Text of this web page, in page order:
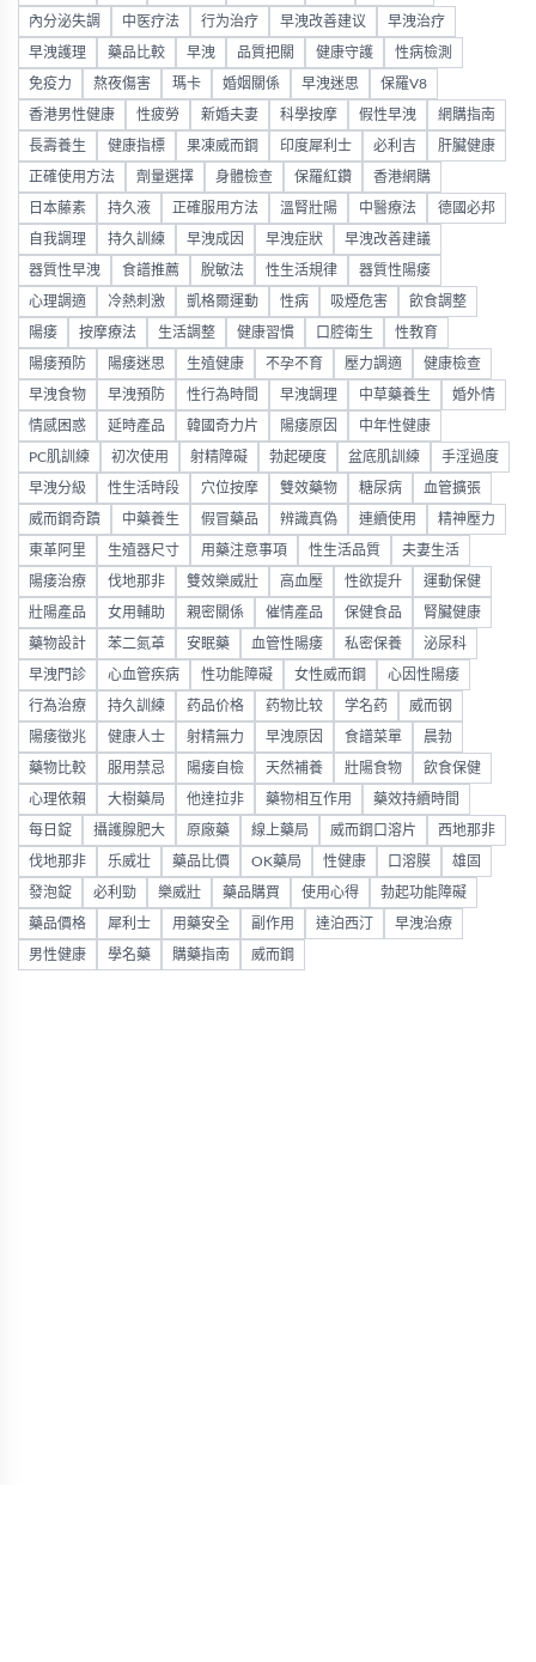
內分泌失調 中医疗法 行为治疗 早洩改善建议 早洩治疗
早洩護理 藥品比較 早洩 品質把關 健康守護 性病檢測
免疫力 熬夜傷害 瑪卡 婚姻關係 早洩迷思 保羅V8
香港男性健康 性疲勞 新婚夫妻 科學按摩 假性早洩 網購指南
長壽養生 健康指標 果凍威而鋼 印度犀利士 必利吉 肝臟健康
正確使用方法 劑量選擇 身體檢查 保羅紅鑽 香港網購
日本藤素 持久液 正確服用方法 溫腎壯陽 中醫療法 德國必邦
自我調理 持久訓練 早洩成因 早洩症狀 早洩改善建議
器質性早洩 食譜推薦 脫敏法 性生活規律 器質性陽痿
心理調適 冷熱刺激 凱格爾運動 性病 吸煙危害 飲食調整
陽痿 按摩療法 生活調整 健康習慣 口腔衛生 性教育
陽痿預防 陽痿迷思 生殖健康 不孕不育 壓力調適 健康檢查
早洩食物 早洩預防 性行為時間 早洩調理 中草藥養生 婚外情
情感困惑 延時產品 韓國奇力片 陽痿原因 中年性健康
PC肌訓練 初次使用 射精障礙 勃起硬度 盆底肌訓練 手淫過度
早洩分級 性生活時段 穴位按摩 雙效藥物 糖尿病 血管擴張
威而鋼奇蹟 中藥養生 假冒藥品 辨識真偽 連續使用 精神壓力
東革阿里 生殖器尺寸 用藥注意事項 性生活品質 夫妻生活
陽痿治療 伐地那非 雙效樂威壯 高血壓 性欲提升 運動保健
壯陽產品 女用輔助 親密關係 催情產品 保健食品 腎臟健康
藥物設計 苯二氮䓬 安眠藥 血管性陽痿 私密保養 泌尿科
早洩門診 心血管疾病 性功能障礙 女性威而鋼 心因性陽痿
行為治療 持久訓練 药品价格 药物比较 学名药 威而钢
陽痿徵兆 健康人士 射精無力 早洩原因 食譜菜單 晨勃
藥物比較 服用禁忌 陽痿自檢 天然補養 壯陽食物 飲食保健
心理依賴 大樹藥局 他達拉非 藥物相互作用 藥效持續時間
每日錠 攝護腺肥大 原廠藥 線上藥局 威而鋼口溶片 西地那非
伐地那非 乐威壮 藥品比價 OK藥局 性健康 口溶膜 雄固
發泡錠 必利勁 樂威壯 藥品購買 使用心得 勃起功能障礙
藥品價格 犀利士 用藥安全 副作用 達泊西汀 早洩治療
男性健康 學名藥 購藥指南 威而鋼